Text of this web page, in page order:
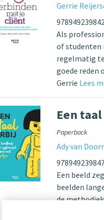
Gerrie
Als
of studenten
regelmatig
goede reden
Gerrie Lees
Een
Paperback
Ady van
Een beeld
beelden
de
en nieuwe